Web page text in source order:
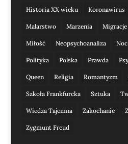
Historia XX wieku Koronawirus
Malarstwo Marzenia Migracje
Miłość Neopsychoanaliza Noc
Polityka Polska Prawda
Queen Religia Romantyzm
Szkoła Frankfurcka Sztuka
Wiedza Tajemna Zakochanie
Zygmunt Freud